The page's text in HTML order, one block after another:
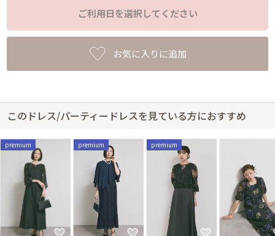
ご利用日を選択してください
お気に入りに追加
このドレス/パーティードレスを見ている方におすすめ
premium premium premium